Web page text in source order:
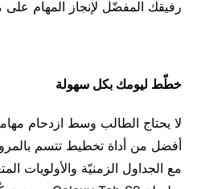
رفيقك المفضّل لإنجاز المهام على
خطّط ليومك بكل سهولة
لا يحتاج الطالب وسط ازدحام
أفضل من أداة تخطيط تتسم
مع الجداول الزمنيّة والأولويات